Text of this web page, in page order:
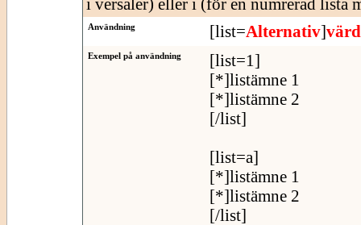
Användning [list=Alternativ]
Exempel på användning
[list=1]
[*]listämne 1
[*]listämne 2
[/list]
[list=a]
[*]listämne 1
[*]listämne 2
[/list]